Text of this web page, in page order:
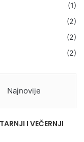
(1)
(2)
(2)
(2)
Najnovije
I VEČERNJI